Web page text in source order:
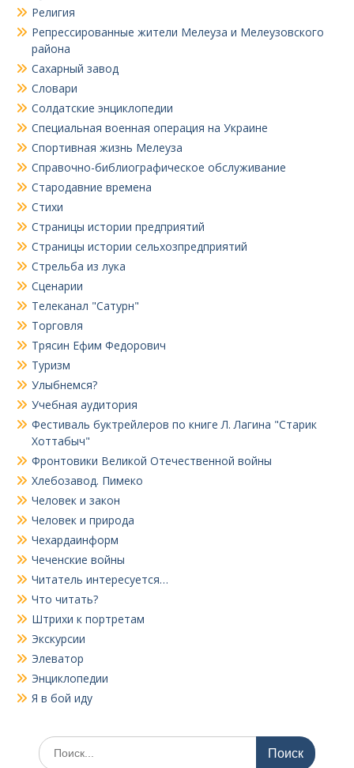
Религия
Репрессированные жители Мелеуза и Мелеузовского
района
Сахарный завод
Словари
Солдатские энциклопедии
Специальная военная операция на Украине
Спортивная жизнь Мелеуза
Справочно-библиографическое обслуживание
Стародавние времена
Стихи
Страницы истории предприятий
Страницы истории сельхозпредприятий
Стрельба из лука
Сценарии
Телеканал "Сатурн"
Торговля
Трясин Ефим Федорович
Туризм
Улыбнемся?
Учебная аудитория
Фестиваль буктрейлеров по книге Л. Лагина "Старик
Хоттабыч"
Фронтовики Великой Отечественной войны
Хлебозавод. Пимеко
Человек и закон
Человек и природа
Чехардаинформ
Чеченские войны
Читатель интересуется…
Что читать?
Штрихи к портретам
Экскурсии
Элеватор
Энциклопедии
Я в бой иду
Поиск
по: